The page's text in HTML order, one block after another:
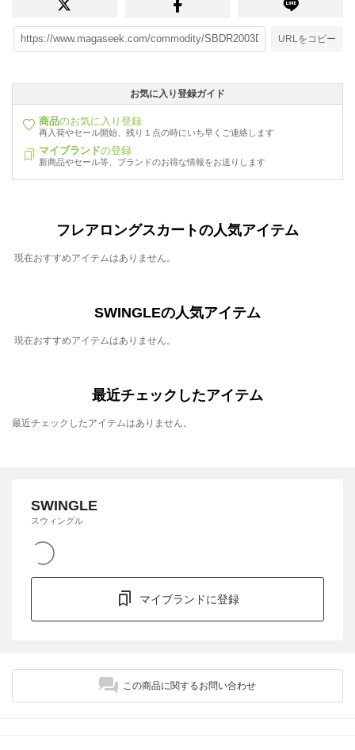
URLをコピー
お気に入り登録ガイド
商品のお気に入り登録
再入荷やセール開始、残り１点の時にいち早くご連絡します
マイブランドの登録
新商品やセール等、ブランドのお得な情報をお送りします
フレアロングスカートの人気アイテム
現在おすすめアイテムはありません。
SWINGLEの人気アイテム
現在おすすめアイテムはありません。
最近チェックしたアイテム
最近チェックしたアイテムはありません。
SWINGLE
スウィングル
マイブランドに登録
この商品に関するお問い合わせ